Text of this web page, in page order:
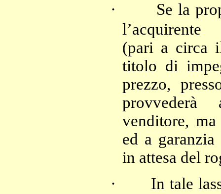
·
Se la
l’acquirente
(pari a circa
titolo di
prezzo,
venditore,
ed a
in attesa del
·
In tale